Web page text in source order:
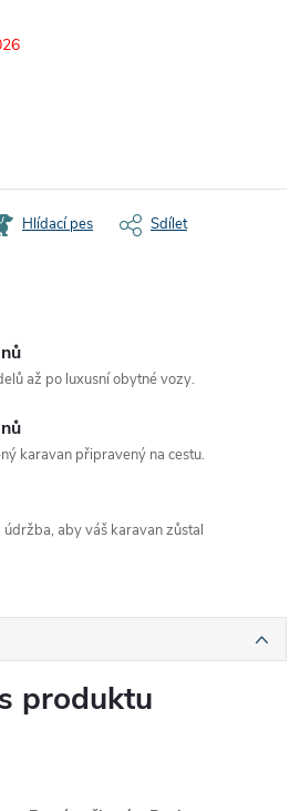
Hlídací pes Sdílet
až po luxusní obytné vozy.
karavan připravený na cestu.
údržba, aby váš karavan zůstal
produktu